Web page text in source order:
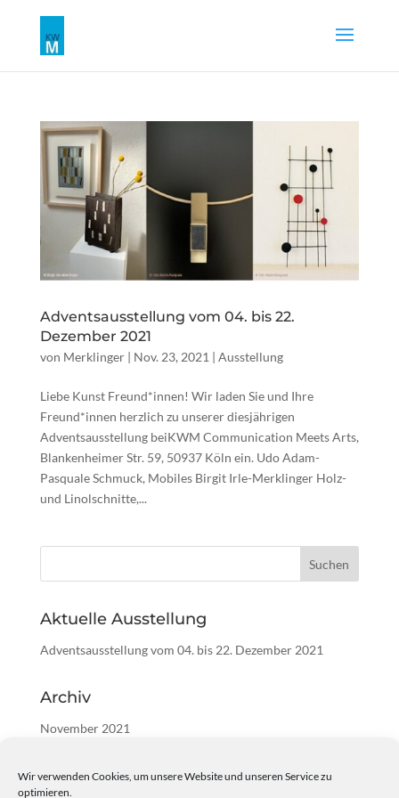
Wir verwenden Cookies, um unsere Website und unseren Service zu
optimieren.
Adventsausstellung vom 04. bis 22.
Dezember 2021
von Merklinger| Nov. 23, 2021 | Ausstellung
Liebe Kunst Freund*innen! Wir laden Sie und Ihre
Freund*innen herzlich zu unserer diesjährigen
Adventsausstellung beiKWM Communication Meets Arts,
Blankenheimer Str. 59, 50937 Köln ein. Udo Adam-
Pasquale Schmuck, Mobiles Birgit Irle-Merklinger Holz-
und Linolschnitte,...
Aktuelle Ausstellung
Adventsausstellung vom 04. bis 22. Dezember 2021
Archiv
November 2021
Mai 2021